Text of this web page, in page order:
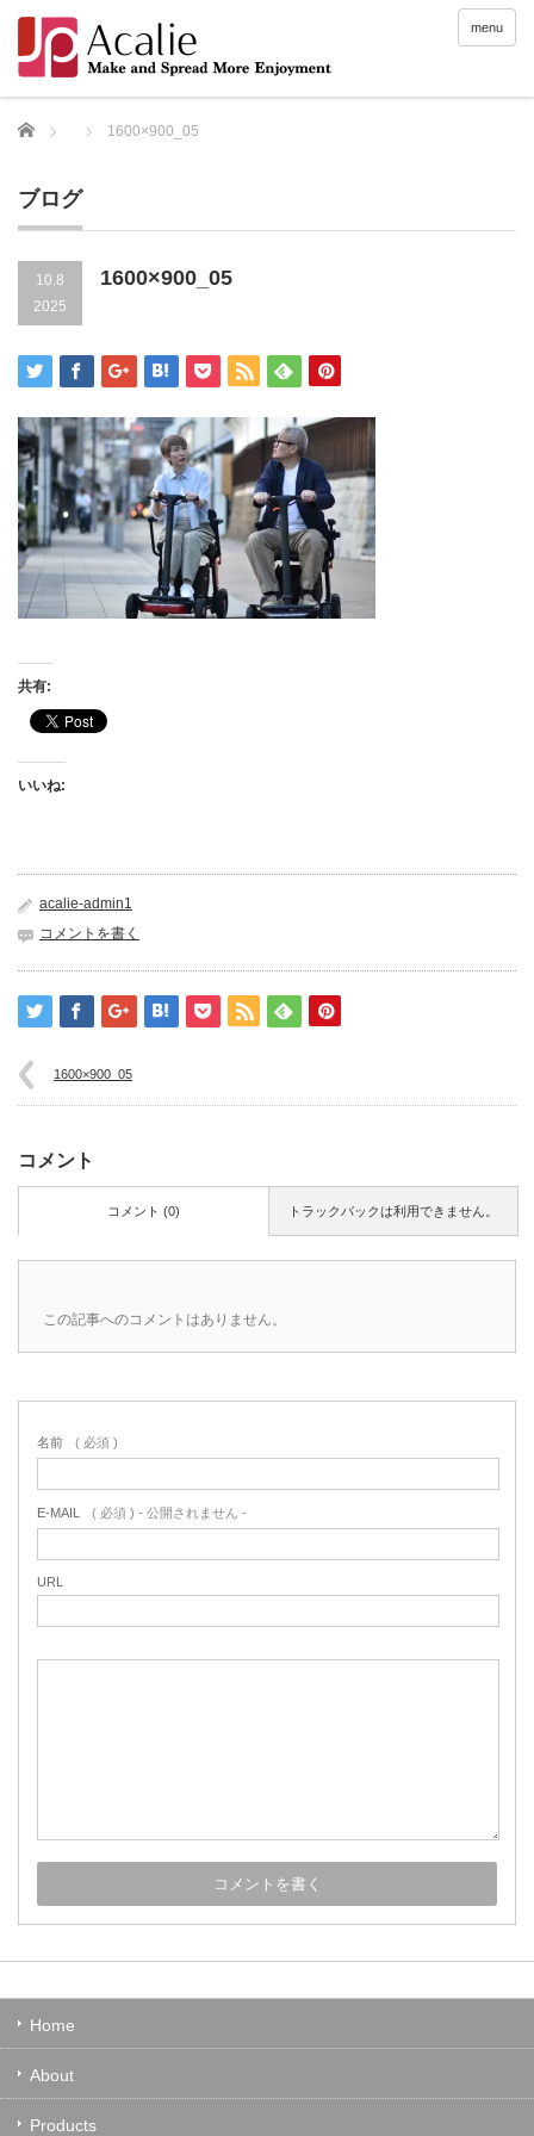
menu
Home 1600×900_05
ブログ
10.8
2025
1600×900_05
共有:
いいね:
acalie-admin1
コメントを書く
1600×900_05
コメント
トラックバックは利用できません。
コメント (0)
この記事へのコメントはありません。
名前 ( 必須 )
E-MAIL ( 必須 ) - 公開されません -
URL
Home
About
Products